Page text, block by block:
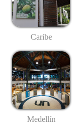
Caribe
Medellín